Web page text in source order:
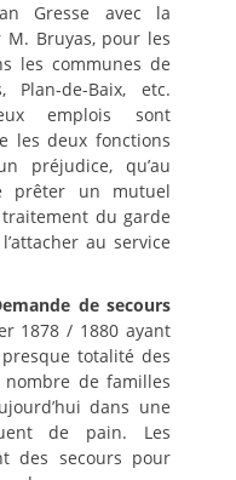
Gresse avec la
Bruyas, pour les
les communes de
Plan-de-Baix, etc.
emplois sont
les deux fonctions
préjudice, qu’au
prêter un mutuel
du garde
au service
de secours
1878 / 1880 ayant
totalité des
de familles
dans une
de pain. Les
des secours pour